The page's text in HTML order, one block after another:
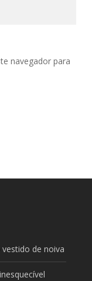
navegador para
de noiva